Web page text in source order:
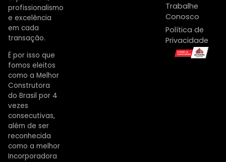
profissionalismo
e excelência
em cada
transação.
É por isso que
fomos eleitos
como a Melhor
Construtora
do Brasil por 4
vezes
consecutivas,
além de ser
reconhecida
como a melhor
Incorporadora
Trabalhe
Conosco
Política de
Privacidade